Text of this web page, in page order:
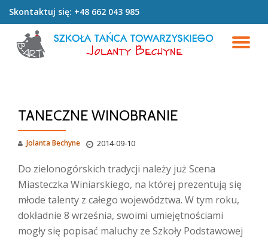
Przeskocz
treści
Skontaktuj się: +48 662 043 985
TANECZNE WINOBRANIE
Jolanta Bechyne 2014-09-10
Do zielonogórskich tradycji należy już Scena
Miasteczka Winiarskiego, na której prezentują się
młode talenty z całego województwa. W tym roku,
dokładnie 8 września, swoimi umiejętnościami
mogły się popisać maluchy ze Szkoły Podstawowej